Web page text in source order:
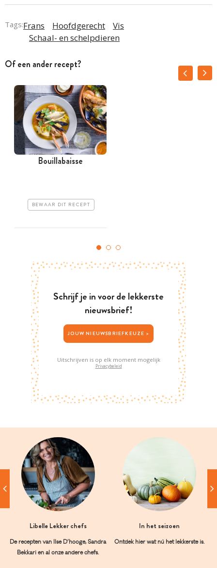
Tags:Frans Hoofdgerecht
Vis
Schaal- en schelpdieren
Of een ander recept?
Bouillabaisse
BEWAAR DIT RECEPT
Schrijf je in voor de lekkerste
nieuwsbrief!
JOUW NIEUWSBRIEFKEUZE >
Uitschrijven is op elk moment mogelijk
Privacybeleid
Libelle Lekker chefs
De recepten van Ilse D’hooge, Sandra
Bekkari en al onze andere chefs.
In het seizoen
Ontdek hier wat nú het lekkerste is.